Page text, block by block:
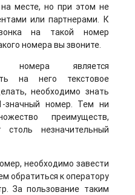
месте, но при этом не
или партнерами. К
на такой номер
номера вы звоните.
номера является
на него текстовое
необходимо знать
значный номер. Тем ни
преимуществ,
незначительный
необходимо завести
обратиться к оператору
За пользование таким